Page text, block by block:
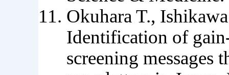
Okuhara T.,
Identification of
screening messages